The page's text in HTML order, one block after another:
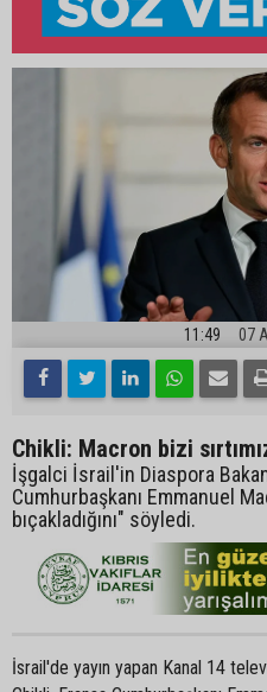
11:49 07
Chikli: Macron bizi
İşgalci İsrail'in Diaspora
Cumhurbaşkanı Emmanuel
bıçakladığını" söyledi.
İsrail'de yayın yapan Kanal 14